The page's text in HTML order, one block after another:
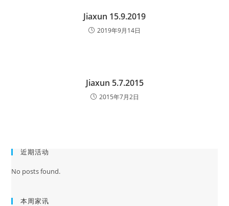
Jiaxun 15.9.2019
2019年9月14日
Jiaxun 5.7.2015
2015年7月2日
近期活动
No posts found.
本周家讯